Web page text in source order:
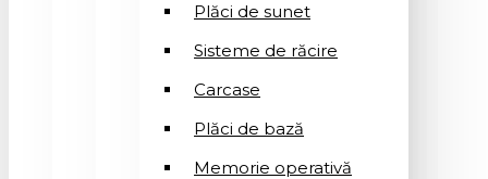
Plăci de sunet
Sisteme de răcire
Carcase
Plăci de bază
Memorie operativă